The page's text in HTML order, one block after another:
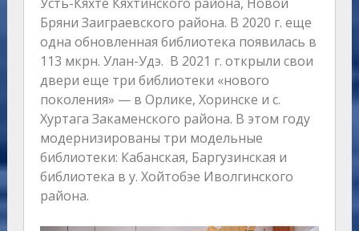
Бряни Заиграевского района. В 2020 г. еще
одна обновленная библиотека появилась в
113 мкрн. Улан-Удэ. В 2021 г. открыли свои
двери еще три библиотеки «нового
поколения» — в Орлике, Хоринске и с.
Хуртага Закаменского района. В этом году
модернизированы три модельные
библиотеки: Кабанская, Баргузинская и
библиотека в у. Хойтобэе Иволгинского
района.